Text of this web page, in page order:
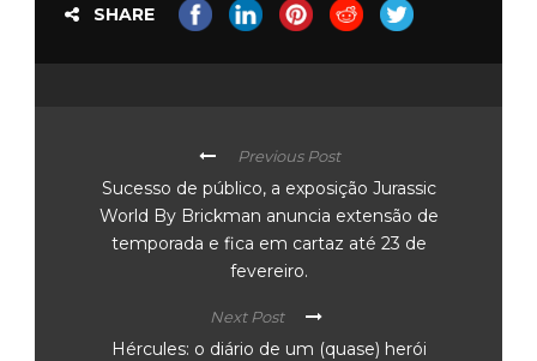
SHARE
Previous Post
Sucesso de público, a exposição Jurassic
World By Brickman anuncia extensão de
temporada e fica em cartaz até 23 de
fevereiro.
Next Post
Hércules: o diário de um (quase) herói